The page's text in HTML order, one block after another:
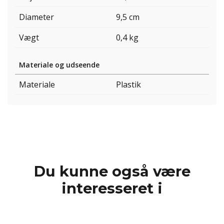
Diameter
9,5 cm
Vægt
0,4 kg
Materiale og udseende
Materiale Plastik
Du kunne også være
interesseret i